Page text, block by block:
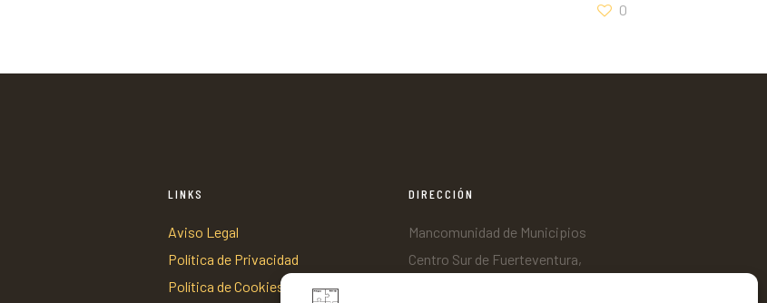
0
LINKS
Aviso Legal
Política de Privacidad
Política de Cookies
DIRECCIÓN
Mancomunidad de Municipios
Centro Sur de Fuerteventura,